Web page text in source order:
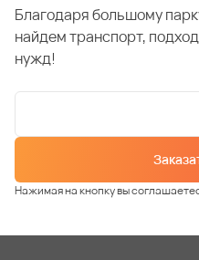
Благодаря большому
найдем транспорт,
нужд!
Нажимая на кнопку вы